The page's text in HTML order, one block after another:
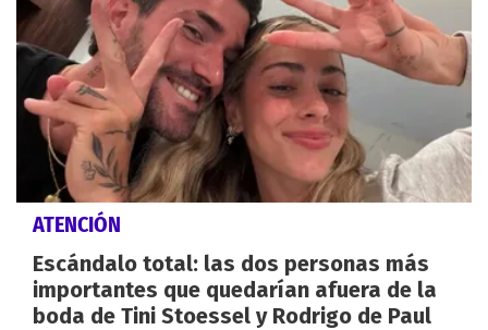
ATENCIÓN
Escándalo total: las dos personas más
importantes que quedarían afuera de la
boda de Tini Stoessel y Rodrigo de Paul